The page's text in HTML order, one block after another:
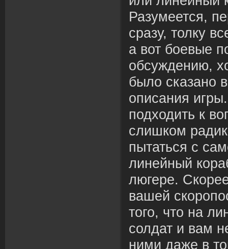
Разумеется,
сразу, толку
а вот боевые
обсуждению,
было сказано
описания
подходить к
слишком
пытаться с
линейный
люгере.
вашей
того, что на
солдат и вам
ними даже в